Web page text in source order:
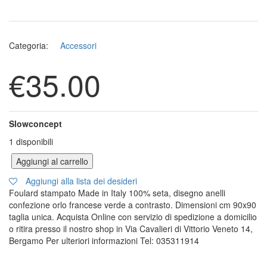
Categoria: Accessori
€35.00
Slowconcept
1 disponibili
Sciarpa Slowconcept quantità
Aggiungi al carrello
Aggiungi alla lista dei desideri
Foulard stampato Made in Italy 100% seta, disegno anelli
confezione orlo francese verde a contrasto. Dimensioni cm 90x90
taglia unica. Acquista Online con servizio di spedizione a domicilio
o ritira presso il nostro shop in Via Cavalieri di Vittorio Veneto 14,
Bergamo Per ulteriori informazioni Tel: 035311914